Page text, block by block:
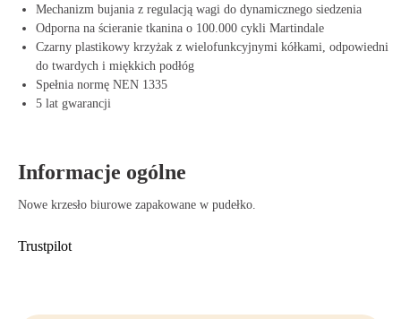
Mechanizm bujania z regulacją wagi do dynamicznego siedzenia
Odporna na ścieranie tkanina o 100.000 cykli Martindale
Czarny plastikowy krzyżak z wielofunkcyjnymi kółkami, odpowiedni
do twardych i miękkich podłóg
Spełnia normę NEN 1335
5 lat gwarancji
Informacje ogólne
Nowe krzesło biurowe zapakowane w pudełko.
Trustpilot